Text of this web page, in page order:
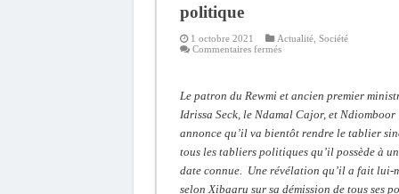
Dahra Djoloff a vibré au
Inondations à Linguère,
Moustapha Dramé rejoint
Crise en Guinée Bissau :
politique
1 octobre 2021 Actualité, Société
Commentaires ferméssur
retraite
politique
Le patron du Rewmi et ancien premier
Idrissa Seck, le Ndamal Cajor, et Ndiomboor
annonce qu’il va bientôt rendre le tablier
tous les tabliers politiques qu’il possède à
date connue. Une révélation qu’il a fait lui-
selon Xibaaru sur sa démission de tous ses